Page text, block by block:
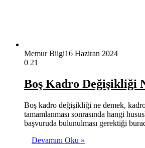
Memur Bilgi16 Haziran 2024
0 21
Boş Kadro Değişikliği
Boş kadro değişikliği ne demek,
tamamlanması sonrasında hangi
başvuruda bulunulması gerektiği
Devamını Oku »